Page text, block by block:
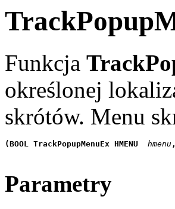
Funkcja
określonej
skrótów. Menu
(BOOL TrackPopupMenuEx HMENU hmenu ,
Parametry